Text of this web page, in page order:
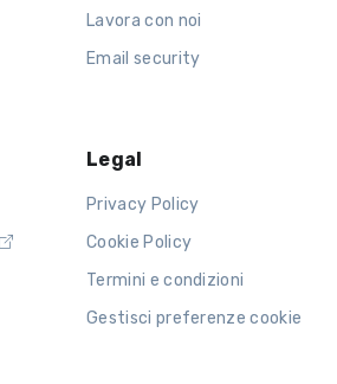
Lavora con noi
Email security
Legal
Privacy Policy
Cookie Policy
Termini e condizioni
Gestisci preferenze cookie